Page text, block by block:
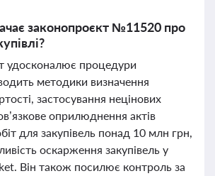
законопроєкт №11520 про
удосконалює процедури
методики визначення
застосування нецінових
оприлюднення актів
для закупівель понад 10 млн грн,
оскарження закупівель у
Він також посилює контроль за